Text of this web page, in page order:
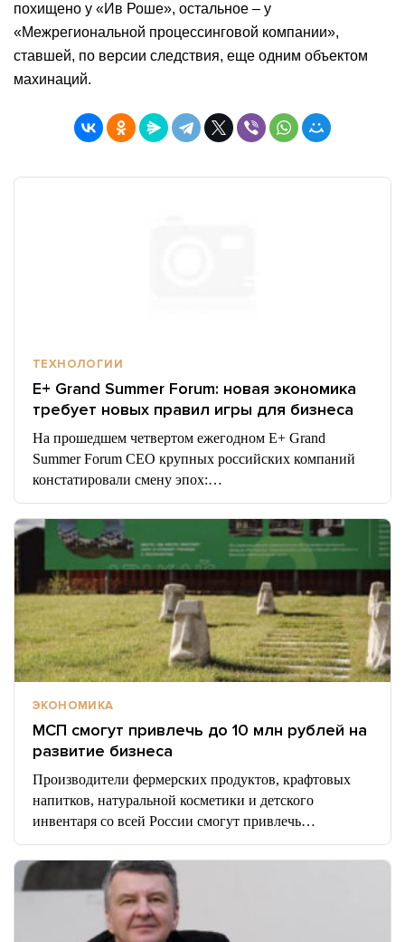
похищено у «Ив Роше», остальное – у
«Межрегиональной процессинговой компании»,
ставшей, по версии следствия, еще одним объектом
махинаций.
ТЕХНОЛОГИИ
E+ Grand Summer Forum: новая экономика
требует новых правил игры для бизнеса
На прошедшем четвертом ежегодном E+ Grand
Summer Forum CEO крупных российских компаний
констатировали смену эпох:…
ЭКОНОМИКА
МСП смогут привлечь до 10 млн рублей на
развитие бизнеса
Производители фермерских продуктов, крафтовых
напитков, натуральной косметики и детского
инвентаря со всей России смогут привлечь…